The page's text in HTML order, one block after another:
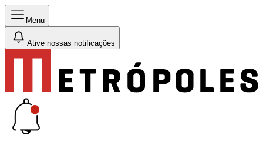
Menu
Ative nossas notificações